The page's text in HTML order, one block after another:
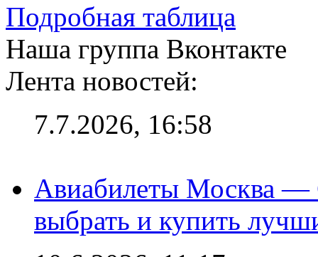
Подробная таблица
Наша группа Вконтакте
Лента новостей:
7.7.2026, 16:58
Авиабилеты Москва —
выбрать и купить